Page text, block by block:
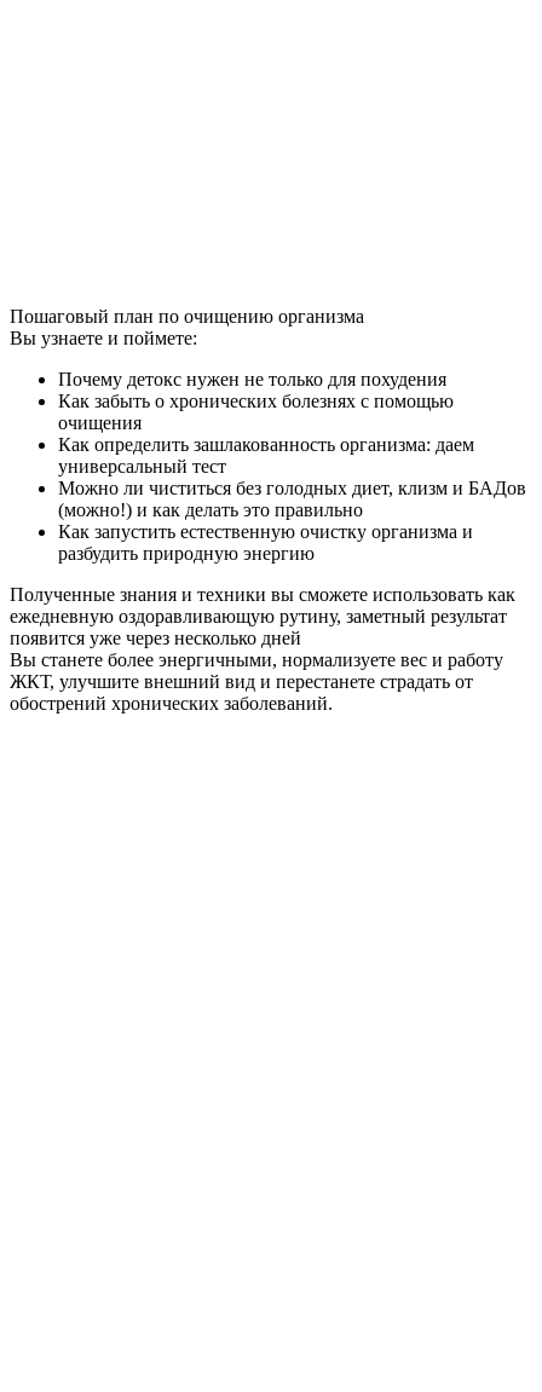
Пошаговый план по очищению организма
Вы узнаете и поймете:
Почему детокс нужен не только для похудения
Как забыть о хронических болезнях с помощью
очищения
Как определить зашлакованность организма: даем
универсальный тест
Можно ли чиститься без голодных диет, клизм и БАДов
(можно!) и как делать это правильно
Как запустить естественную очистку организма и
разбудить природную энергию
Полученные знания и техники вы сможете использовать как
ежедневную оздоравливающую рутину, заметный результат
появится уже через несколько дней
Вы станете более энергичными, нормализуете вес и работу
ЖКТ, улучшите внешний вид и перестанете страдать от
обострений хронических заболеваний.